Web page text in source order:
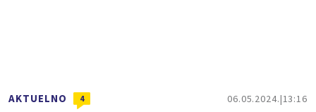
AKTUELNO 4 06.05.2024. 13:16